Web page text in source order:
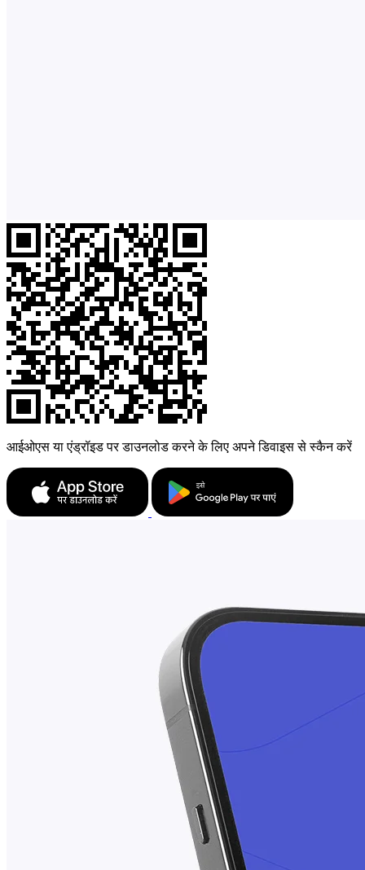
आईओएस या एंड्रॉइड पर डाउनलोड करने के लिए अपने डिवाइस से स्कैन करें